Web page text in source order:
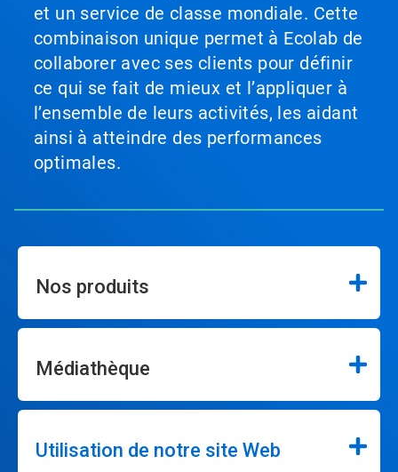
et un service de classe mondiale. Cette
combinaison unique permet à Ecolab de
collaborer avec ses clients pour définir
ce qui se fait de mieux et l’appliquer à
l’ensemble de leurs activités, les aidant
ainsi à atteindre des performances
optimales.
Nos produits
Médiathèque
Utilisation de notre site Web